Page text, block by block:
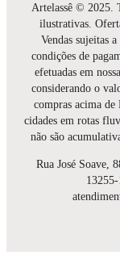
Artelassê © 2025.
ilustrativas.
Vendas sujeitas
condições de
efetuadas em
considerando o
compras acima de
cidades em rotas
não são
Rua José Soave,